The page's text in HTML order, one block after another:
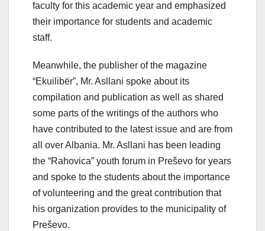
faculty for this academic year and emphasized
their importance for students and academic
staff.
Meanwhile, the publisher of the magazine
“Ekuilibër”, Mr. Asllani spoke about its
compilation and publication as well as shared
some parts of the writings of the authors who
have contributed to the latest issue and are from
all over Albania. Mr. Asllani has been leading
the “Rahovica” youth forum in Preševo for years
and spoke to the students about the importance
of volunteering and the great contribution that
his organization provides to the municipality of
Preševo.